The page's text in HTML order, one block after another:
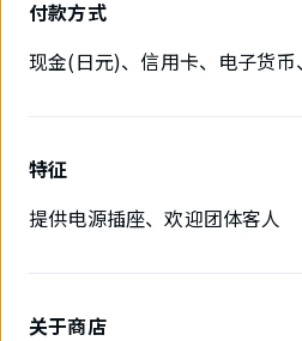
付款方式
现金(日元)、信用卡、电子货
特征
提供电源插座、欢迎团体客人
关于商店